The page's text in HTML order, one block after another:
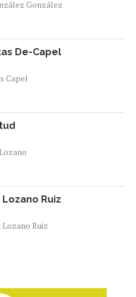
González
De-Capel
Capel
Ruiz
Ruiz